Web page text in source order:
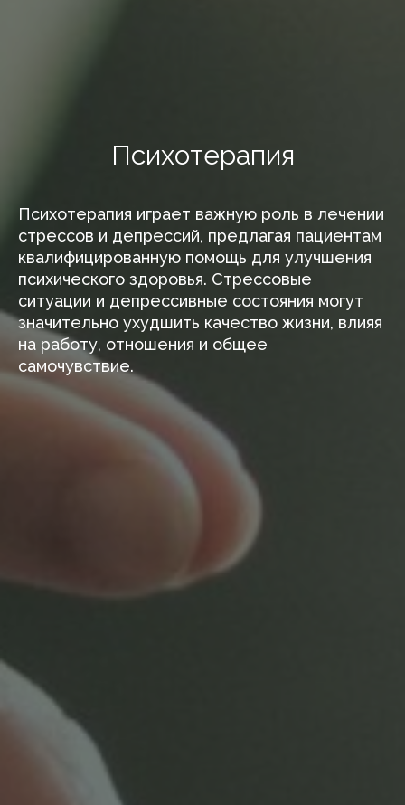
Психотерапия
Психотерапия играет важную роль в лечении
стрессов и депрессий, предлагая пациентам
квалифицированную помощь для улучшения
психического здоровья. Стрессовые
ситуации и депрессивные состояния могут
значительно ухудшить качество жизни, влияя
на работу, отношения и общее
самочувствие.